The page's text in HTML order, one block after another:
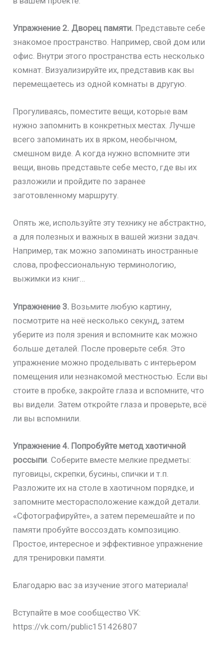
Упражнение 2. Дворец памяти. Представьте себе
знакомое пространство. Например, свой дом или
офис. Внутри этого пространства есть несколько
комнат. Визуализируйте их, представив как вы
перемещаетесь из одной комнаты в другую.
Прогуливаясь, поместите вещи, которые вам
нужно запомнить в конкретных местах. Лучше
всего запоминать их в ярком, необычном,
смешном виде. А когда нужно вспомните эти
вещи, вновь представьте себе место, где вы их
разложили и пройдите по заранее
заготовленному маршруту.
Опять же, используйте эту технику не абстрактно,
а для полезных и важных в вашей жизни задач.
Например, так можно запоминать иностранные
слова, профессиональную терминологию,
выжимки из книг…
Упражнение 3. Возьмите любую картину,
посмотрите на неё несколько секунд, затем
уберите из поля зрения и вспомните как можно
больше деталей. После проверьте себя. Это
упражнение можно проделывать с интерьером
помещения или незнакомой местностью. Если вы
стоите в пробке, закройте глаза и вспомните, что
вы видели. Затем откройте глаза и проверьте, всё
ли вы вспомнили.
Упражнение 4. Попробуйте метод хаотичной
россыпи . Соберите вместе мелкие предметы:
пуговицы, скрепки, бусины, спички и т.п.
Разложите их на столе в хаотичном порядке, и
запомните месторасположение каждой детали.
«Сфотографируйте», а затем перемешайте и по
памяти пробуйте воссоздать композицию.
Простое, интересное и эффективное упражнение
для тренировки памяти.
Благодарю вас за изучение этого материала!
Вступайте в мое сообщество VK:
https://vk.com/public151426807